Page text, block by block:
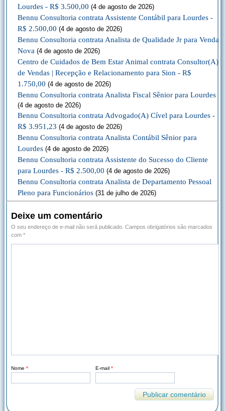
Lourdes - R$ 3.500,00 (4 de agosto de 2026)
Bennu Consultoria contrata Assistente Contábil para Lourdes -
R$ 2.500,00 (4 de agosto de 2026)
Bennu Consultoria contrata Analista de Qualidade Jr para Venda
Nova (4 de agosto de 2026)
Centro de Cuidados de Bem Estar Animal contrata Consultor(A)
de Vendas | Recepção e Relacionamento para Sion - R$
1.750,00 (4 de agosto de 2026)
Bennu Consultoria contrata Analista Fiscal Sênior para Lourdes
(4 de agosto de 2026)
Bennu Consultoria contrata Advogado(A) Cível para Lourdes -
R$ 3.951,23 (4 de agosto de 2026)
Bennu Consultoria contrata Analista Contábil Sênior para
Lourdes (4 de agosto de 2026)
Bennu Consultoria contrata Assistente do Sucesso do Cliente
para Lourdes - R$ 2.500,00 (4 de agosto de 2026)
Bennu Consultoria contrata Analista de Departamento Pessoal
Pleno para Funcionários (31 de julho de 2026)
Deixe um comentário
O seu endereço de e-mail não será publicado. Campos obrigatórios são marcados
com *
Nome * E-mail *